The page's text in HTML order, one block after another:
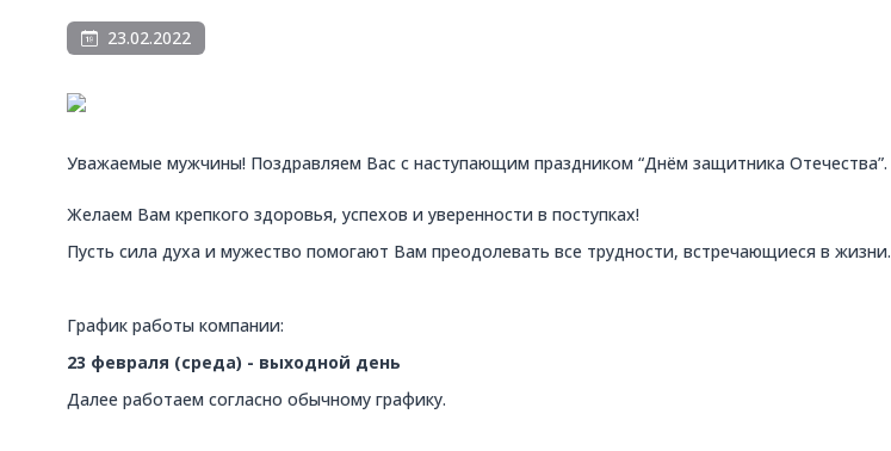
23.02.2022
Уважаемые мужчины! Поздравляем Вас с наступающим праздником “Днём защитника Отечества”.
Желаем Вам крепкого здоровья, успехов и уверенности в поступках!
Пусть сила духа и мужество помогают Вам преодолевать все трудности, встречающиеся в жизни.
График работы компании:
23 февраля (среда) - выходной день
Далее работаем согласно обычному графику.